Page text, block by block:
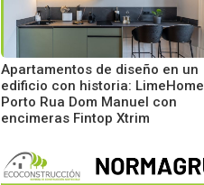
Apartamentos de diseño en un
edificio con historia: LimeHome
Porto Rua Dom Manuel con
encimeras Fintop Xtrim